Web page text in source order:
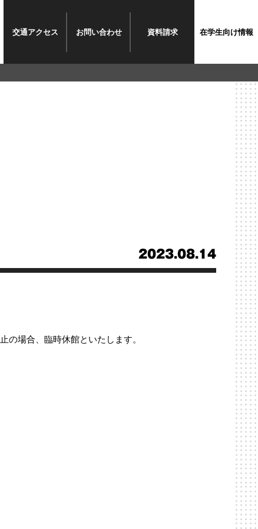
交通アクセス お問い合わせ 資料請求 在学生向け情報
2023.08.14
場合、臨時休館といたします。